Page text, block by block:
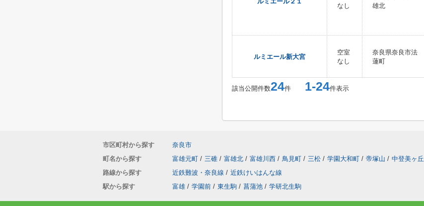
なし
雄北
ルミエール新大宮
空室
なし
奈良県奈良市法
蓮町
該当公開件数24件 1-24件表示
市区町村から探す
奈良市
町名から探す
富雄元町 / 三碓 / 富雄北 / 富雄川西 / 鳥見町 / 三松 / 学園大和町 / 帝塚山 / 中登美ヶ丘
路線から探す
近鉄難波・奈良線 / 近鉄けいはんな線
駅から探す
富雄 / 学園前 / 東生駒 / 菖蒲池 / 学研北生駒